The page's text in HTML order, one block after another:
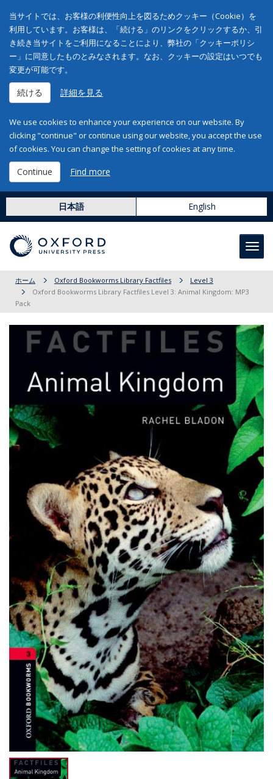
当サイトでは、お客様の利便性向上を図るためクッキー（Cookie）を
利用しています。お客様は、「続ける」のリンクをクリックするか、引
き続き当サイトをご利用になることにより、弊社の「クッキーポリシ
ー」に同意したものとみなされます。なお、クッキーの設定はいつでも
変更が可能です。
続ける 詳細を見る
We use cookies to enhance your experience on our website. By
clicking "continue" or continue using our website, you accept the use
of cookies. You can change the setting of cookies at any time.
Continue Find more
日本語 English
ホーム Oxford Bookworms Library Factfiles
Level 3
Oxford Bookworms Library Factfiles Level 3: Animal Kingdom: MP3
Pack